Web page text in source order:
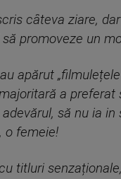
câteva ziare,
promoveze un
apărut „filmulețele
a preferat
să nu ia in
o femeie!
titluri